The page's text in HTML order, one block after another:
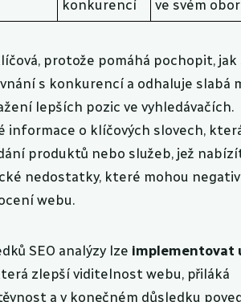
konkurencí ve svém
protože pomáhá pochopit, jak
s konkurencí a odhaluje slabá
lepších pozic ve vyhledávačích.
informace o klíčových slovech,
produktů nebo služeb, jež
nedostatky, které mohou
webu.
SEO analýzy lze implementovat
zlepší viditelnost webu, přiláká
a v konečném důsledku